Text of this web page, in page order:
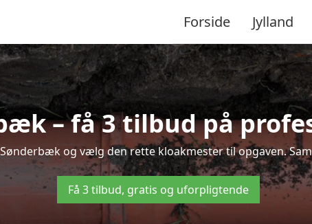
Forside Jylland
– få 3 tilbud på
og vælg den rette kloakmester til opgaven.
Få 3 tilbud, gratis og uforpligtende